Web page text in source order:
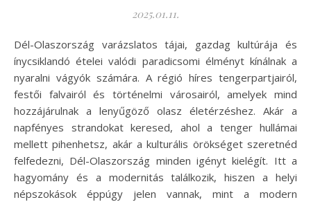
2025.01.11.
Dél-Olaszország varázslatos tájai, gazdag kultúrája és
ínycsiklandó ételei valódi paradicsomi élményt kínálnak a
nyaralni vágyók számára. A régió híres tengerpartjairól,
festői falvairól és történelmi városairól, amelyek mind
hozzájárulnak a lenyűgöző olasz életérzéshez. Akár a
napfényes strandokat keresed, ahol a tenger hullámai
mellett pihenhetsz, akár a kulturális örökséget szeretnéd
felfedezni, Dél-Olaszország minden igényt kielégít. Itt a
hagyomány és a modernitás találkozik, hiszen a helyi
népszokások éppúgy jelen vannak, mint a modern